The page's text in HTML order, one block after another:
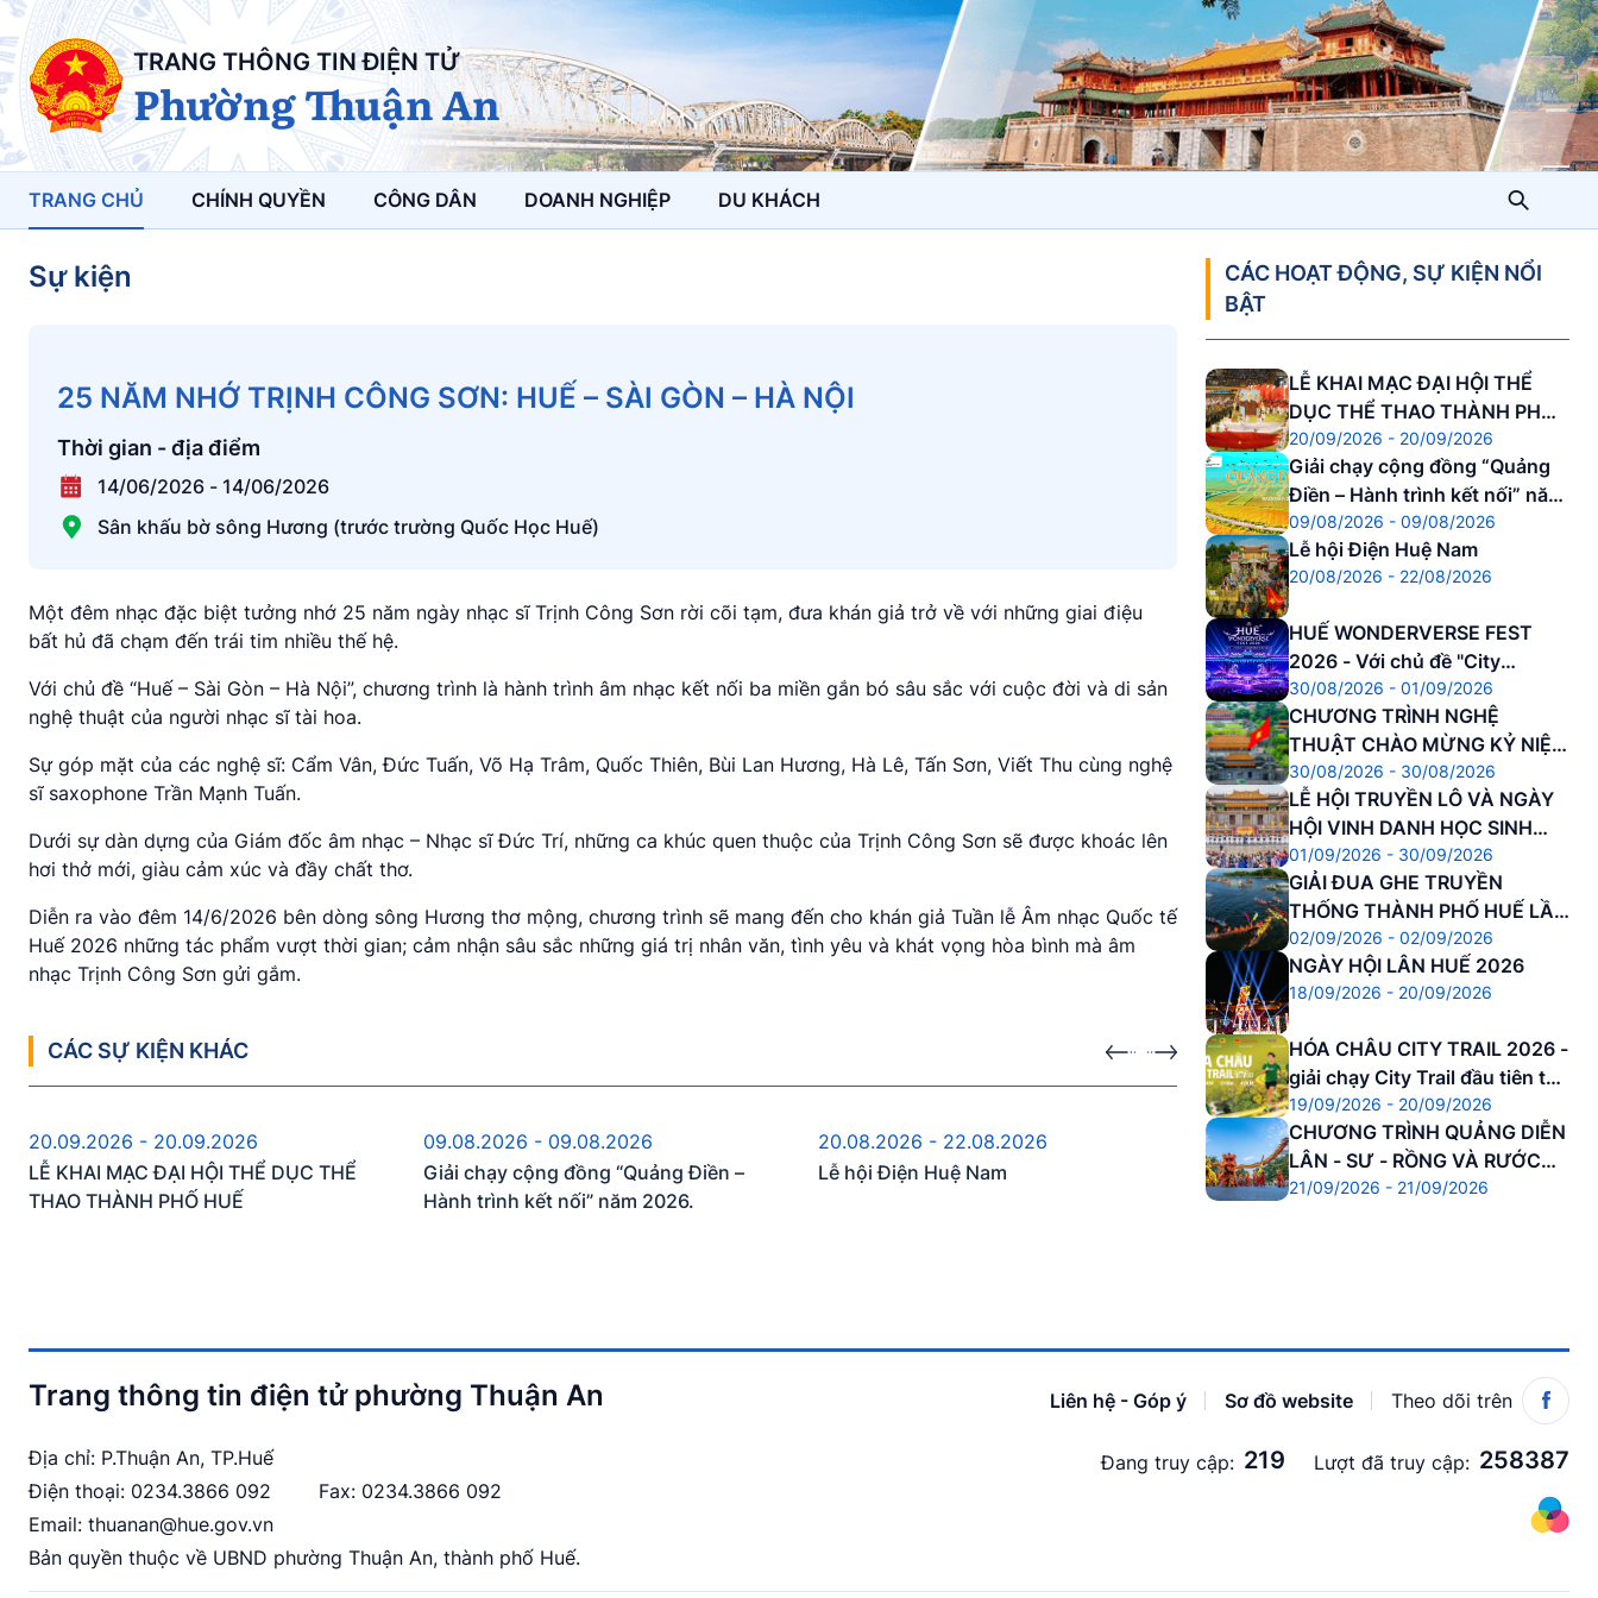
TRANG THÔNG TIN ĐIỆN TỬ
Phường Thuận An
TRANG CHỦ CHÍNH QUYỀN CÔNG DÂN DOANH NGHIỆP DU KHÁCH
Sự kiện
25 NĂM NHỚ TRỊNH CÔNG SƠN: HUẾ – SÀI GÒN – HÀ NỘI
Thời gian - địa điểm
14/06/2026 - 14/06/2026
Sân khấu bờ sông Hương (trước trường Quốc Học Huế)
Một đêm nhạc đặc biệt tưởng nhớ 25 năm ngày nhạc sĩ Trịnh Công Sơn rời cõi tạm, đưa khán giả trở về với những giai điệu
bất hủ đã chạm đến trái tim nhiều thế hệ.
Với chủ đề “Huế – Sài Gòn – Hà Nội”, chương trình là hành trình âm nhạc kết nối ba miền gắn bó sâu sắc với cuộc đời và di sản
nghệ thuật của người nhạc sĩ tài hoa.
Sự góp mặt của các nghệ sĩ: Cẩm Vân, Đức Tuấn, Võ Hạ Trâm, Quốc Thiên, Bùi Lan Hương, Hà Lê, Tấn Sơn, Viết Thu cùng nghệ
sĩ saxophone Trần Mạnh Tuấn.
Dưới sự dàn dựng của Giám đốc âm nhạc – Nhạc sĩ Đức Trí, những ca khúc quen thuộc của Trịnh Công Sơn sẽ được khoác lên
hơi thở mới, giàu cảm xúc và đầy chất thơ.
Diễn ra vào đêm 14/6/2026 bên dòng sông Hương thơ mộng, chương trình sẽ mang đến cho khán giả Tuần lễ Âm nhạc Quốc tế
Huế 2026 những tác phẩm vượt thời gian; cảm nhận sâu sắc những giá trị nhân văn, tình yêu và khát vọng hòa bình mà âm
nhạc Trịnh Công Sơn gửi gắm.
CÁC SỰ KIỆN KHÁC
Sự kiện sắp diễn ra
20.09.2026 - 20.09.2026
LỄ KHAI MẠC ĐẠI HỘI THỂ DỤC THỂ
THAO THÀNH PHỐ HUẾ
Sự kiện sắp diễn ra
09.08.2026 - 09.08.2026
Giải chạy cộng đồng “Quảng Điền –
Hành trình kết nối” năm 2026.
Sự kiện sắp diễn ra
20.08.2026 - 22.08.2026
Lễ hội Điện Huệ Nam
Sự kiện sắp diễn ra
30.08.2026 - 01.09.2026
HUẾ WONDERVERSE FEST 2026 - Với
chủ đề "City Awakening – Đánh thức Di
CÁC HOẠT ĐỘNG, SỰ KIỆN NỔI
BẬT
20/09/2026 - 20/09/2026
LỄ KHAI MẠC ĐẠI HỘI THỂ
DỤC THỂ THAO THÀNH PHỐ
HUẾ
09/08/2026 - 09/08/2026
Giải chạy cộng đồng “Quảng
Điền – Hành trình kết nối” năm
2026.
20/08/2026 - 22/08/2026
Lễ hội Điện Huệ Nam
30/08/2026 - 01/09/2026
HUẾ WONDERVERSE FEST
2026 - Với chủ đề "City
Awakening – Đánh thức Di
sản"
30/08/2026 - 30/08/2026
CHƯƠNG TRÌNH NGHỆ
THUẬT CHÀO MỪNG KỶ NIỆM
81 NĂM CÁCH MẠNG THÁNG
8 THÀNH CÔNG VÀ QUỐC
KHÁNH NƯỚC CNXHCN VIỆT
NAM
01/09/2026 - 30/09/2026
LỄ HỘI TRUYỀN LÔ VÀ NGÀY
HỘI VINH DANH HỌC SINH
DANH DỰ
02/09/2026 - 02/09/2026
GIẢI ĐUA GHE TRUYỀN
THỐNG THÀNH PHỐ HUẾ LẦN
THỨ 37 NĂM 2026
18/09/2026 - 20/09/2026
NGÀY HỘI LÂN HUẾ 2026
19/09/2026 - 20/09/2026
HÓA CHÂU CITY TRAIL 2026 -
giải chạy City Trail đầu tiên tại
Cố đô
21/09/2026 - 21/09/2026
CHƯƠNG TRÌNH QUẢNG DIỄN
LÂN - SƯ - RỒNG VÀ RƯỚC
ĐÈN TRUNG THU
Trang thông tin điện tử phường Thuận An
Địa chỉ: P.Thuận An, TP.Huế
Điện thoại: 0234.3866 092
Fax: 0234.3866 092
Email: thuanan@hue.gov.vn
Bản quyền thuộc về UBND phường Thuận An, thành phố Huế.
Liên hệ - Góp ý Sơ đồ website Theo dõi trên
Đang truy cập: 219 Lượt đã truy cập: 258387